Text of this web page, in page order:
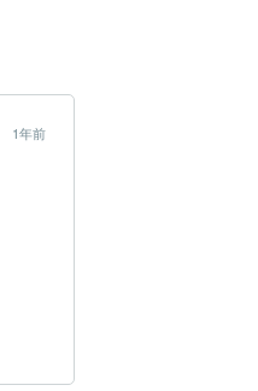
1年前